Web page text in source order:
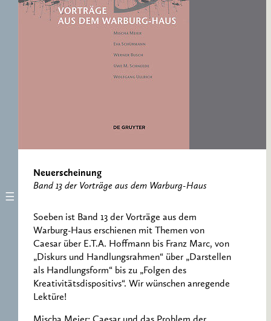
ERNST CASSIRER
ARBEITSSTELLE 1997-
Neuerscheinung
Band 13 der Vorträge aus dem Warburg-Haus
Soeben ist Band 13 der Vorträge aus dem
Warburg-Haus erschienen mit Themen von
Caesar über E.T.A. Hoffmann bis Franz Marc, von
„Diskurs und Handlungsrahmen“ über „Darstellen
als Handlungsform“ bis zu „Folgen des
Kreativitätsdispositivs“. Wir wünschen anregende
Lektüre!